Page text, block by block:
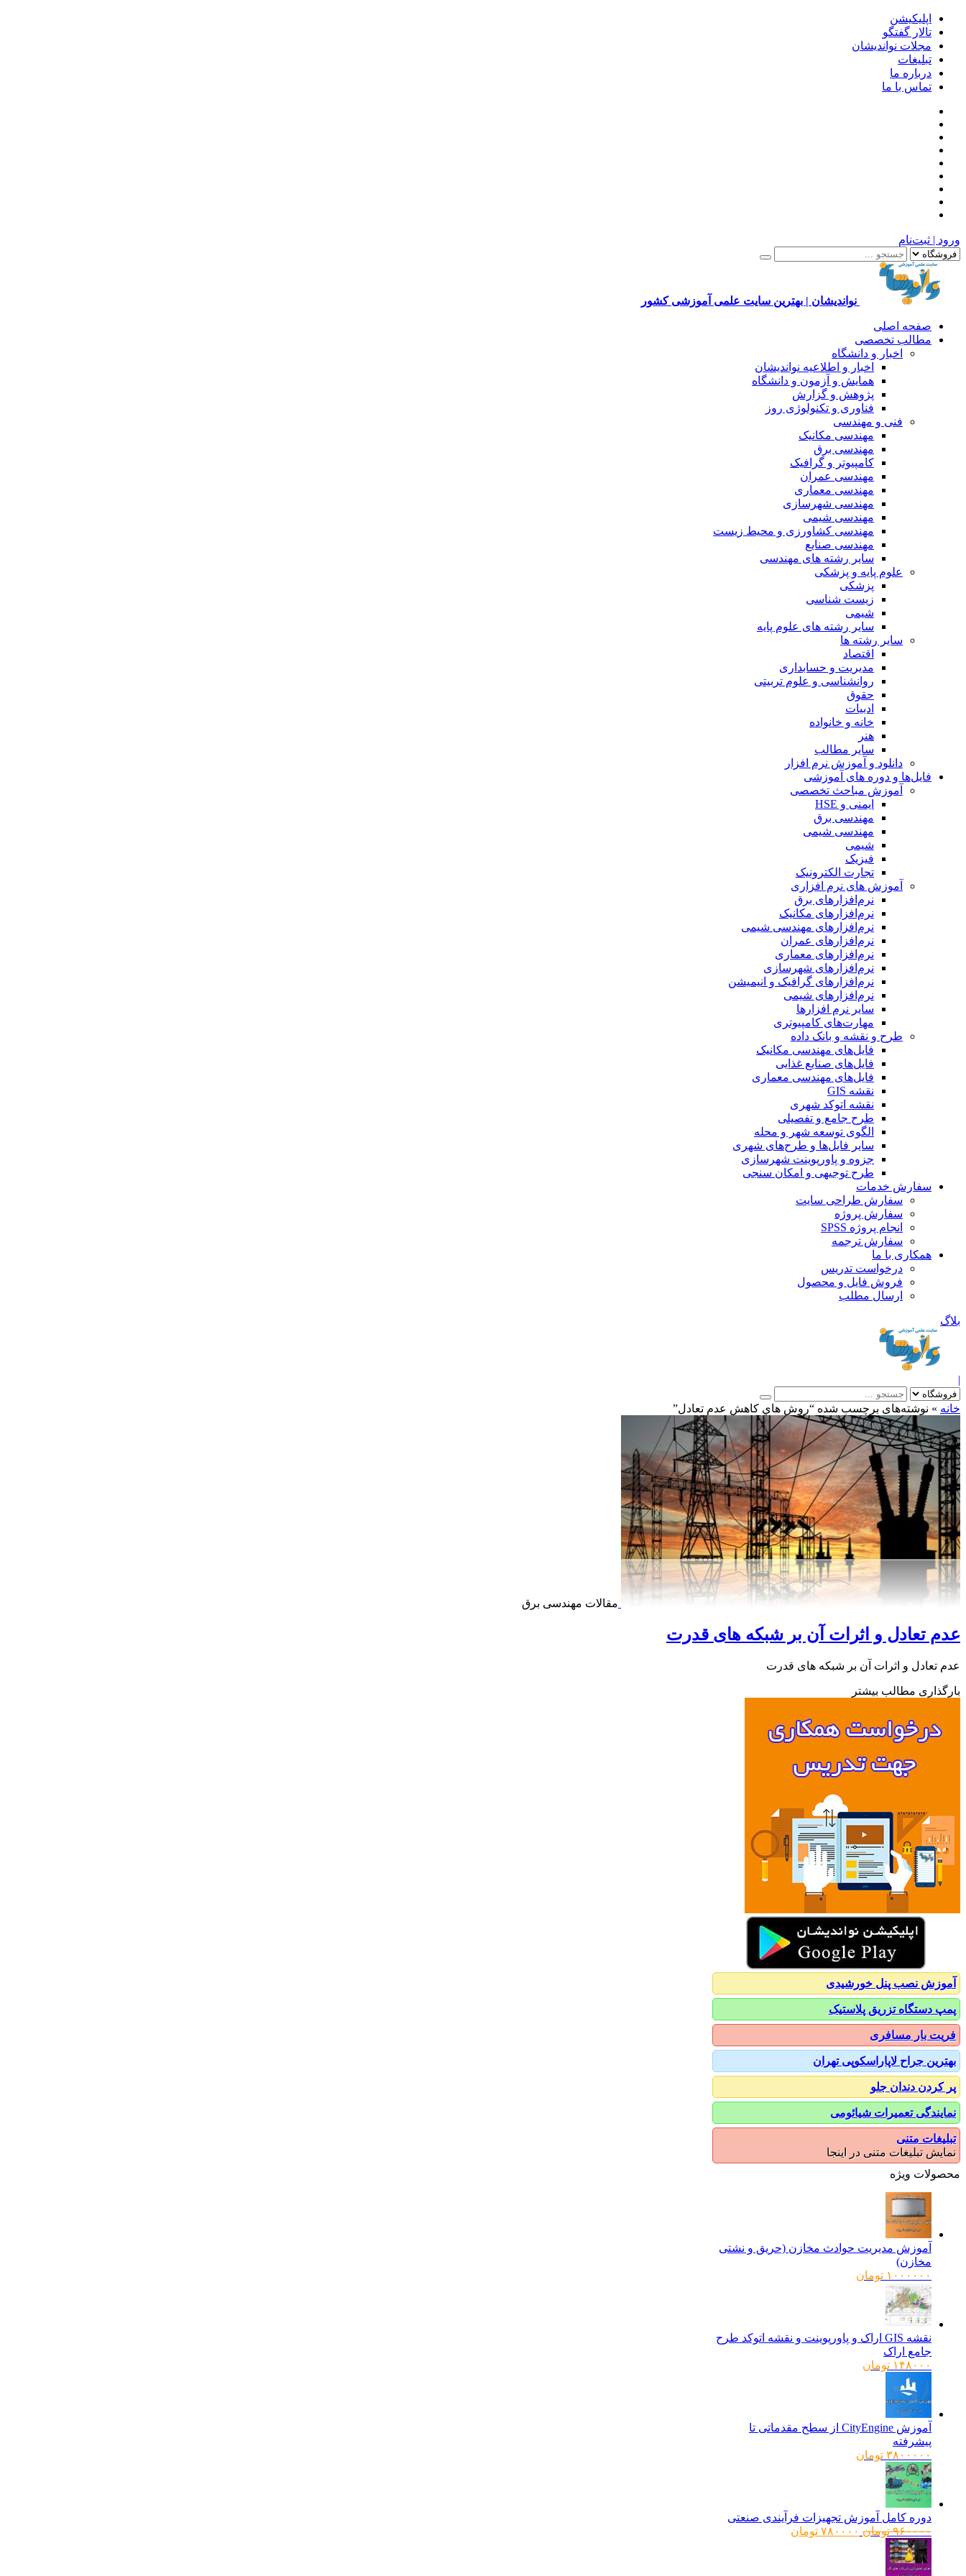
اپلیکیشن
تالار گفتگو
مجلات نواندیشان
تبلیغات
درباره ما
تماس با ما
ورود | ثبت‌نام
نواندیشان | بهترین سایت علمی آموزشی کشور
صفحه اصلی
مطالب تخصصی
اخبار و دانشگاه
اخبار و اطلاعیه نواندیشان
همایش و آزمون و دانشگاه
پژوهش و گزارش
فناوری و تکنولوژی روز
فنی و مهندسی
مهندسی مکانیک
مهندسی برق
کامپیوتر و گرافیک
مهندسی عمران
مهندسی معماری
مهندسی شهرسازی
مهندسی شیمی
مهندسی کشاورزی و محیط زیست
مهندسی صنایع
سایر رشته های مهندسی
علوم پایه و پزشکی
پزشکی
زیست شناسی
شیمی
سایر رشته های علوم پایه
سایر رشته ها
اقتصاد
مدیریت و حسابداری
روانشناسی و علوم تربیتی
حقوق
ادبیات
خانه و خانواده
هنر
سایر مطالب
دانلود و آموزش نرم افزار
فایل‌ها و دوره های آموزشی
آموزش مباحث تخصصی
ایمنی و HSE
مهندسی برق
مهندسی شیمی
شیمی
فیزیک
تجارت الکترونیک
آموزش های نرم افزاری
نرم‌افزارهای برق
نرم‌افزارهای مکانیک
نرم‌افزارهای مهندسی شیمی
نرم‌افزارهای عمران
نرم‌افزارهای معماری
نرم‌افزارهای شهرسازی
نرم‌افزارهای گرافیک و انیمیشن
نرم‌افزارهای شیمی
سایر نرم افزارها
مهارت‌های کامپیوتری
طرح و نقشه و بانک داده
فایل‌های مهندسی مکانیک
فایل‌های صنایع غذایی
فایل‌های مهندسی معماری
نقشه GIS
نقشه اتوکد شهری
طرح جامع و تفصیلی
الگوی توسعه شهر و محله
سایر فایل‌ها و طرح‌های شهری
جزوه و پاورپوینت شهرسازی
طرح توجیهی و امکان سنجی
سفارش خدمات
سفارش طراحی سایت
سفارش پروژه
انجام پروژه SPSS
سفارش ترجمه
همکاری با ما
درخواست تدریس
فروش فایل و محصول
ارسال مطلب
بلاگ
|
خانه » نوشته‌های برچسب شده “روش هاي کاهش عدم تعادل”
مقالات مهندسی برق
عدم تعادل و اثرات آن بر شبکه های قدرت
عدم تعادل و اثرات آن بر شبکه های قدرت
بارگذاری مطالب بیشتر
آموزش نصب پنل خورشیدی
پمپ دستگاه تزریق پلاستیک
فریت بار مسافری
بهترین جراح لاپاراسکوپی تهران
پر کردن دندان جلو
نمایندگی تعمیرات شیائومی
تبلیغات متنی
نمایش تبلیغات متنی در اینجا
محصولات ویژه
آموزش مدیریت حوادث مخازن (حریق و نشتی
مخازن)
۱۰۰۰۰۰۰ تومان
نقشه GIS اراک و پاورپوینت و نقشه اتوکد طرح
جامع اراک
۱۴۸۰۰۰ تومان
آموزش CityEngine از سطح مقدماتی تا
پیشرفته
۳۸۰۰۰۰۰ تومان
دوره کامل آموزش تجهیزات فرآیندی صنعتی
۹۶۰۰۰۰ تومان قیمت
۷۸۰۰۰۰ تومان